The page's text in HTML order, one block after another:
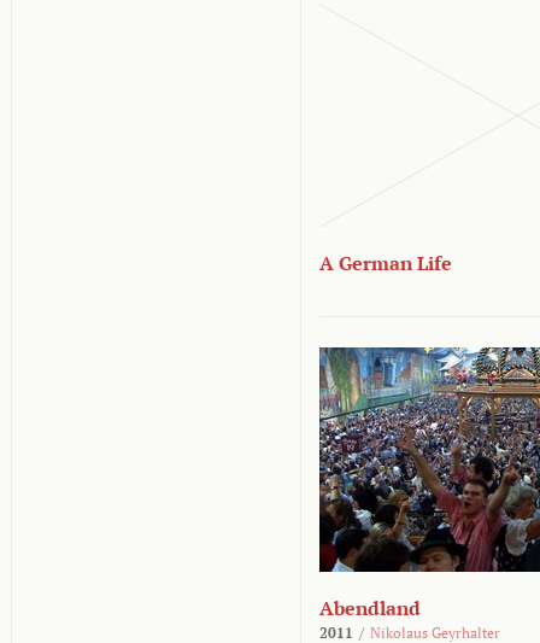
A German Life
Abendland
2011 / Nikolaus Geyrhalter